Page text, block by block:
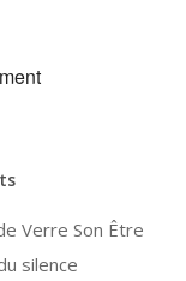
Verre Son Être
silence